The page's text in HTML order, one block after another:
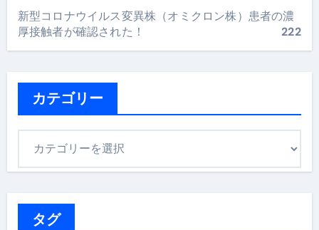
新型コロナウイルス変異株（オミクロン株）患者の濃
厚接触者が確認された！
222
カテゴリー
タグ